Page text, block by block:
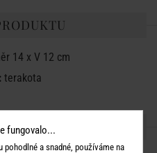
14 x V 12 cm
terakota
PŘÁTELI
fungovalo...
pohodlné a snadné, používáme na